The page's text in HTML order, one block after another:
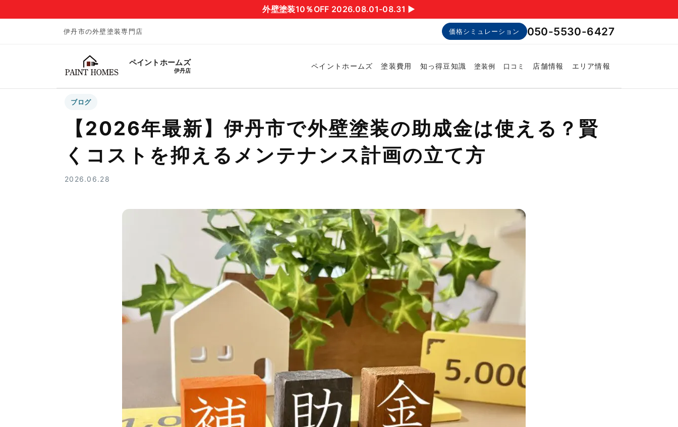
外壁塗装10％OFF 2026.08.01-08.31 ▶︎
伊丹市の外壁塗装専門店 価格シミュレーション 050-5530-6427
ペイントホームズ
伊丹店
ペイントホームズ 塗装費用 知っ得豆知識 塗装例 口コミ 店舗情報 エリア情報
ブログ
【2026年最新】伊丹市で外壁塗装の助成金は使える？賢
くコストを抑えるメンテナンス計画の立て方
2026.06.28